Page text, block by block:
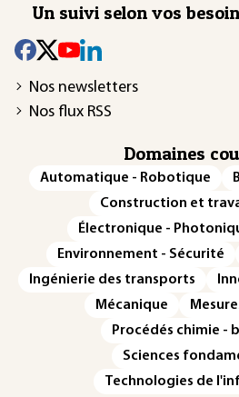
Un suivi selon vos
Nos newsletters
Nos flux RSS
Domaines
Automatique - Robotique
Construction et
Électronique -
Environnement - Sécurité
Ingénierie des transports
Mécanique
Procédés chimie -
Sciences
Technologies de